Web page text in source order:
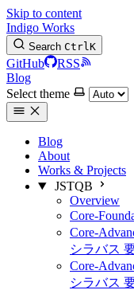
Skip to content
Indigo Works
Search CtrlK
GitHub
RSS
Blog
Select theme
Blog
About
Works & Projects
JSTQB
Overview
Core-
Core-
シラバス
Core-
シラバス